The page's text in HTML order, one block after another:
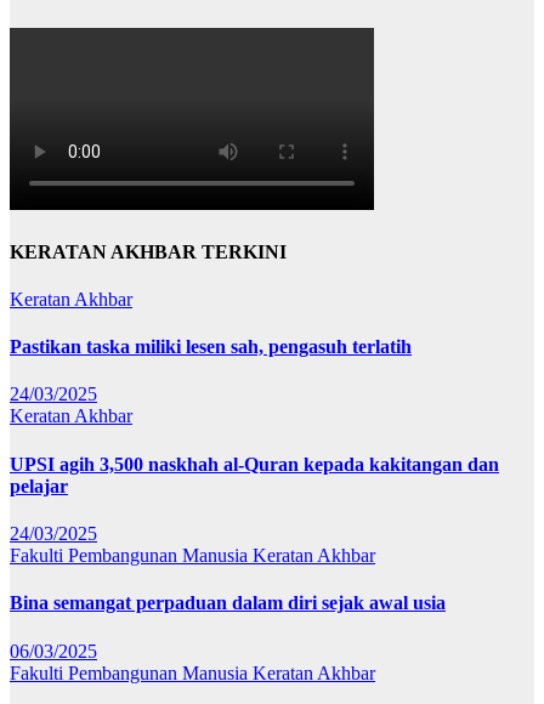
KERATAN AKHBAR TERKINI
Keratan Akhbar
Pastikan taska miliki lesen sah, pengasuh terlatih
24/03/2025
Keratan Akhbar
UPSI agih 3,500 naskhah al-Quran kepada kakitangan dan
pelajar
24/03/2025
Fakulti Pembangunan Manusia Keratan Akhbar
Bina semangat perpaduan dalam diri sejak awal usia
06/03/2025
Fakulti Pembangunan Manusia Keratan Akhbar